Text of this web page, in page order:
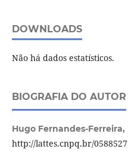
DOWNLOADS
Não há dados estatísticos.
BIOGRAFIA DO AUTOR
Hugo Fernandes-Ferreira,
http://lattes.cnpq.br/